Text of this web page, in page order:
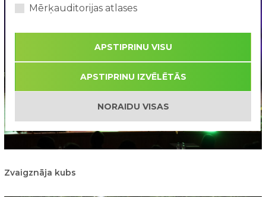
Zvaigznāja kubs
Mērķauditorijas atlases
APSTIPRINU VISU
APSTIPRINU IZVĒLĒTĀS
NORAIDU VISAS